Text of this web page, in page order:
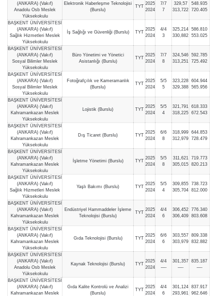
(ANKARA) (Vakıf)
Anadolu Osb Meslek
Yüksekokulu
Elektronik Haberleşme Teknolojisi
(Burslu)
TYT
2025
2024
7/7
7
329,57
313,722
548.935
720.405
BAŞKENT ÜNİVERSİTESİ
(ANKARA) (Vakıf)
Sağlık Hizmetleri Meslek
Yüksekokulu
İş Sağlığı ve Güvenliği (Burslu) TYT
2025
2024
4/4
3
325,214
330,882
586.810
553.025
BAŞKENT ÜNİVERSİTESİ
(ANKARA) (Vakıf)
Sosyal Bilimler Meslek
Yüksekokulu
Büro Yönetimi ve Yönetici
Asistanlığı (Burslu)
TYT
2025
2024
7/7
8
324,546
313,251
592.785
725.492
BAŞKENT ÜNİVERSİTESİ
(ANKARA) (Vakıf)
Sosyal Bilimler Meslek
Yüksekokulu
Fotoğrafçılık ve Kameramanlık
(Burslu)
TYT
2025
2024
5/5
5
323,228
329,388
604.944
565.956
BAŞKENT ÜNİVERSİTESİ
(ANKARA) (Vakıf)
Kahramankazan Meslek
Yüksekokulu
Lojistik (Burslu) TYT
2025
2024
5/5
4
321,791
318,225
618.333
672.543
BAŞKENT ÜNİVERSİTESİ
(ANKARA) (Vakıf)
Kahramankazan Meslek
Yüksekokulu
Dış Ticaret (Burslu) TYT
2025
2024
6/6
8
318,999
312,979
644.853
728.479
BAŞKENT ÜNİVERSİTESİ
(ANKARA) (Vakıf)
Kahramankazan Meslek
Yüksekokulu
İşletme Yönetimi (Burslu) TYT
2025
2024
5/5
8
311,621
305,015
719.773
820.213
BAŞKENT ÜNİVERSİTESİ
(ANKARA) (Vakıf)
Sağlık Hizmetleri Meslek
Yüksekokulu
Yaşlı Bakımı (Burslu) TYT
2025
2024
5/5
4
309,855
305,704
738.723
812.000
BAŞKENT ÜNİVERSİTESİ
(ANKARA) (Vakıf)
Kahramankazan Meslek
Yüksekokulu
Endüstriyel Hammaddeler İşleme
Teknolojisi (Burslu)
TYT
2025
2024
4/4
6
306,452
306,409
776.340
803.608
BAŞKENT ÜNİVERSİTESİ
(ANKARA) (Vakıf)
Kahramankazan Meslek
Yüksekokulu
Gıda Teknolojisi (Burslu) TYT
2025
2024
6/6
6
303,557
303,979
809.338
832.882
BAŞKENT ÜNİVERSİTESİ
(ANKARA) (Vakıf)
Anadolu Osb Meslek
Yüksekokulu
Kaynak Teknolojisi (Burslu) TYT
2025
2024
4/4
—-
301,357
—-
835.187
—-
BAŞKENT ÜNİVERSİTESİ
(ANKARA) (Vakıf)
Kahramankazan Meslek
Gıda Kalite Kontrolü ve Analizi
(Burslu)
TYT
2025
2024
4/4
6
301,124
293,961
837.917
962.646